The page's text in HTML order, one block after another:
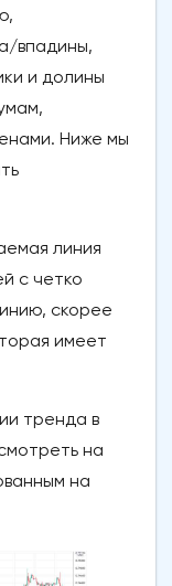
впадины,
и долины
Ниже мы
линия
с четко
скорее
имеет
тренда в
на
на